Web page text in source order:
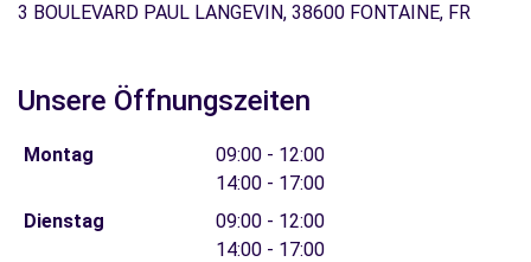
3 BOULEVARD PAUL LANGEVIN, 38600 FONTAINE, FR
Unsere Öffnungszeiten
Montag
09:00 - 12:00
14:00 - 17:00
Dienstag
09:00 - 12:00
14:00 - 17:00